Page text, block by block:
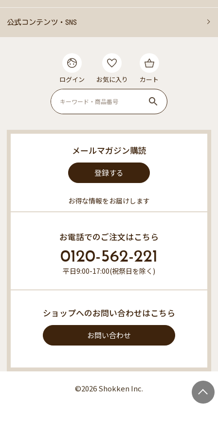
公式コンテンツ・SNS
ログイン お気に入り カート
メールマガジン購読
登録する
お得な情報をお届けします
お電話でのご注文はこちら
0120-562-221
平日9:00-17:00(祝祭日を除く)
ショップへのお問い合わせはこちら
お問い合わせ
©2026 Shokken Inc.